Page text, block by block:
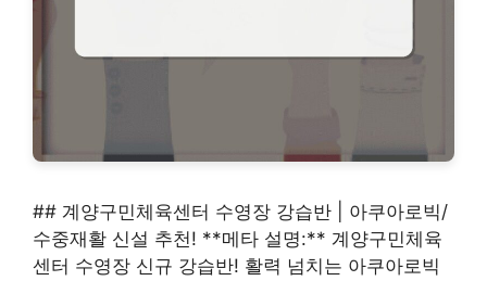
## 계양구민체육센터 수영장 강습반 | 아쿠아로빅/
수중재활 신설 추천! **메타 설명:** 계양구민체육
센터 수영장 신규 강습반! 활력 넘치는 아쿠아로빅